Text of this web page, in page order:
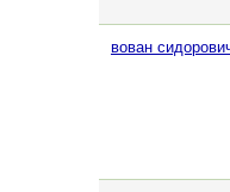
вован